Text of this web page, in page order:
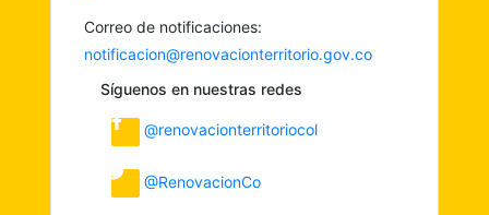
Correo de notificaciones:
notificacion@renovacionterritorio.gov.co
Síguenos en nuestras redes
@renovacionterritoriocol
@RenovacionCo